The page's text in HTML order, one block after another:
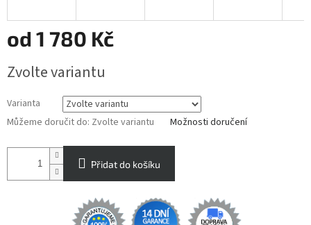
od 1 780 Kč
cena:
Zvolte variantu
Varianta
Můžeme doručit do: Zvolte variantu Možnosti doručení
Přidat do košíku